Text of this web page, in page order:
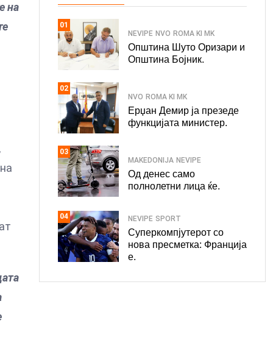
на
01
NEVIPE NVO ROMA KI MK
Општина Шуто Оризари и
Општина Бојник.
02
NVO ROMA KI MK
Ерџан Демир ја презеде
функцијата министер.
03
MAKEDONIJA NEVIPE
Од денес само
полнолетни лица ќе.
04 NEVIPE SPORT
Суперкомпјутерот со
нова пресметка: Франција
е.